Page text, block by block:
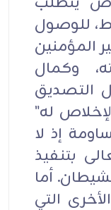
للوصول
المؤمنين
وكمال
التصديق
له"
إذ لا
بتنفيذ
أما
التي